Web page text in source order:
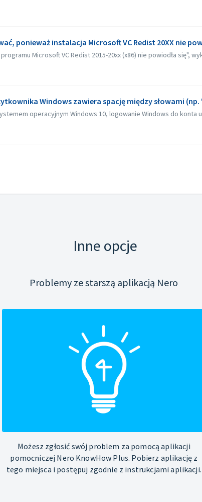
ponieważ instalacja Microsoft VC Redist 20XX nie
Microsoft VC Redist 2015-20xx (x86) nie powiodła się",
Windows zawiera spację między słowami
operacyjnym Windows 10, logowanie Windows do konta
Inne opcje
Problemy ze starszą aplikacją Nero
Możesz zgłosić swój problem za pomocą aplikacji
pomocniczej Nero KnowHow Plus. Pobierz aplikację z
tego miejsca i postępuj zgodnie z instrukcjami aplikacji.